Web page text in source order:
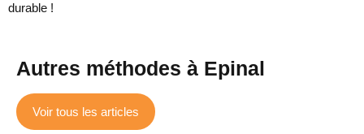
durable !
Autres méthodes à Epinal
Voir tous les articles